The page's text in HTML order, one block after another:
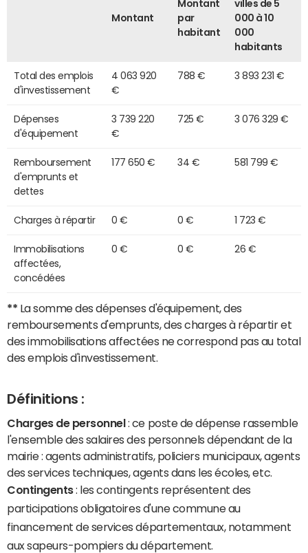
Montant
Montant
par
habitant
villes de 5
000 à 10
000
habitants
Total des emplois
d'investissement
4 063 920
€
788 € 3 893 231 €
Dépenses
d'équipement
3 739 220
€
725 € 3 076 329 €
Remboursement
d'emprunts et
dettes
177 650 € 34 € 581 799 €
Charges à répartir 0 € 0 € 1 723 €
Immobilisations
affectées,
concédées
0 € 0 € 26 €
** La somme des dépenses d'équipement, des
remboursements d'emprunts, des charges à répartir et
des immobilisations affectées ne correspond pas au total
des emplois d'investissement.
Définitions :
Charges de personnel : ce poste de dépense rassemble
l'ensemble des salaires des personnels dépendant de la
mairie : agents administratifs, policiers municipaux, agents
des services techniques, agents dans les écoles, etc.
Contingents: les contingents représentent des
participations obligatoires d'une commune au
financement de services départementaux, notamment
aux sapeurs-pompiers du département.